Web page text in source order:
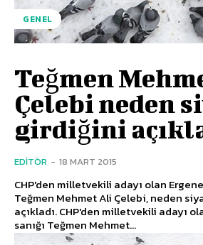
GENEL
Teğmen
Çelebi neden
girdiğini
EDITÖR - 18 MART 2015
CHP'den milletvekili adayı olan
Teğmen Mehmet Ali Çelebi, neden
açıkladı. CHP'den milletvekili adayı olan Ergenekon davası
sanığı Teğmen Mehmet...